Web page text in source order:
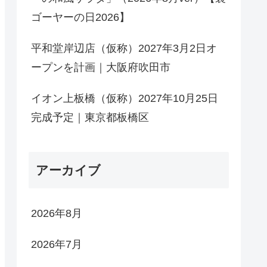
ゴーヤーの日2026】
平和堂岸辺店（仮称）2027年3月2日オ
ープンを計画｜大阪府吹田市
イオン上板橋（仮称）2027年10月25日
完成予定｜東京都板橋区
アーカイブ
2026年8月
2026年7月